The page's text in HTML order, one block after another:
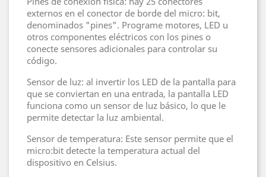
externos en el conector de borde del micro: bit,
denominados "pines". Programe motores, LED u
otros componentes eléctricos con los pines o
conecte sensores adicionales para controlar su
código.
Sensor de luz: al invertir los LED de la pantalla para
que se conviertan en una entrada, la pantalla LED
funciona como un sensor de luz básico, lo que le
permite detectar la luz ambiental.
Sensor de temperatura: Este sensor permite que el
micro:bit detecte la temperatura actual del
dispositivo en Celsius.